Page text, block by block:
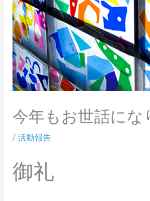
今年もお世話にな
/活動報告
御礼